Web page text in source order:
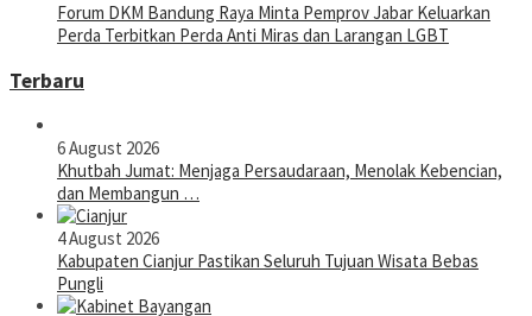
Forum DKM Bandung Raya Minta Pemprov Jabar Keluarkan
Perda Terbitkan Perda Anti Miras dan Larangan LGBT
Terbaru
6 August 2026
Khutbah Jumat: Menjaga Persaudaraan, Menolak Kebencian,
dan Membangun …
4 August 2026
Kabupaten Cianjur Pastikan Seluruh Tujuan Wisata Bebas
Pungli